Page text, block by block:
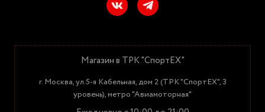
Магазин в ТРК "СпортЕХ"
г. Москва, ул.5-я Кабельная, дом 2 (ТРК "СпортЕХ", 3
уровень), метро "Авиамоторная"